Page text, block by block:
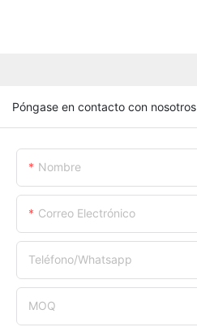
Póngase en contacto con nosotros
Nombre
Correo Electrónico
Teléfono/whatsapp
MOQ